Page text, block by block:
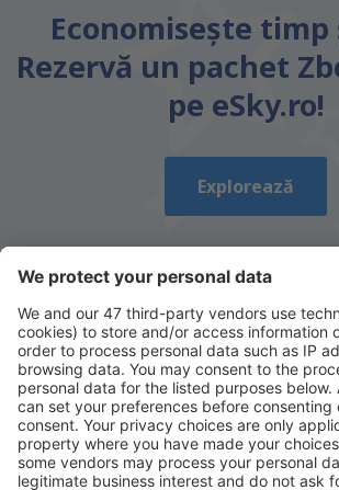
Economiseşte timp
Rezervă un pachet
pe eSky.ro!
Explorează
Descarcă aplicația noastrăși
convenabil